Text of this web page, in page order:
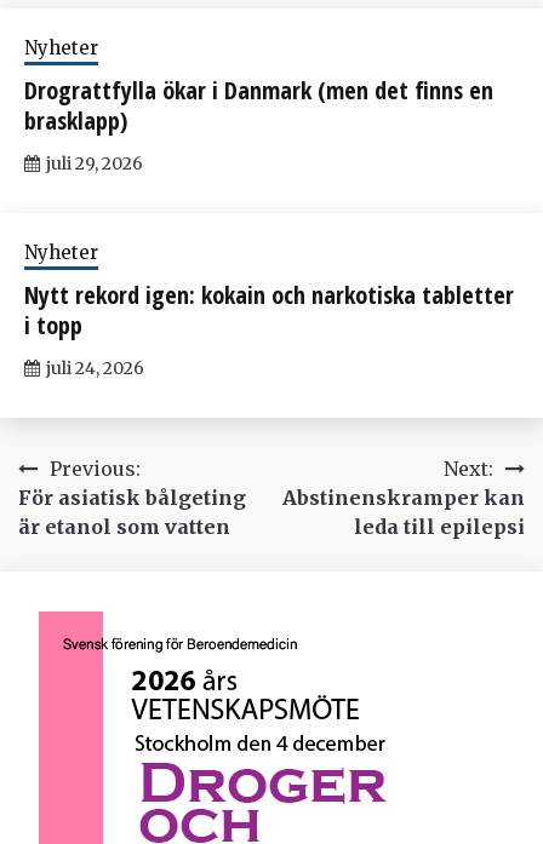
Nyheter
Drograttfylla ökar i Danmark (men det finns en
brasklapp)
juli 29, 2026
Nyheter
Nytt rekord igen: kokain och narkotiska tabletter
i topp
juli 24, 2026
Inläggsnavigering
Previous:
För asiatisk bålgeting
är etanol som vatten
Next:
Abstinenskramper kan
leda till epilepsi